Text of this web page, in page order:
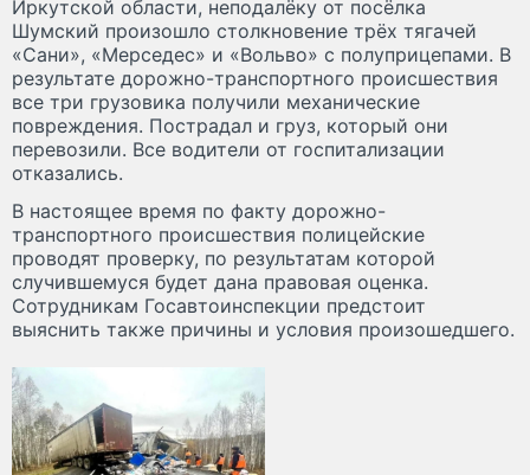
Иркутской области, неподалёку от посёлка
Шумский произошло столкновение трёх тягачей
«Сани», «Мерседес» и «Вольво» с полуприцепами. В
результате дорожно-транспортного происшествия
все три грузовика получили механические
повреждения. Пострадал и груз, который они
перевозили. Все водители от госпитализации
отказались.
В настоящее время по факту дорожно-
транспортного происшествия полицейские
проводят проверку, по результатам которой
случившемуся будет дана правовая оценка.
Сотрудникам Госавтоинспекции предстоит
выяснить также причины и условия произошедшего.